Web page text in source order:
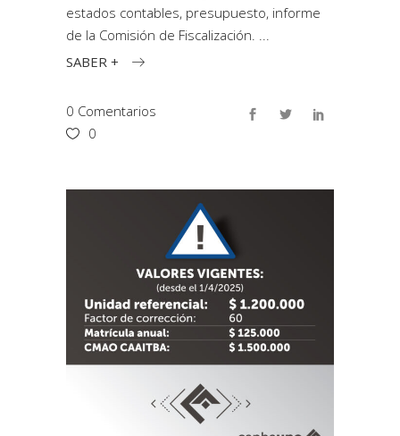
estados contables, presupuesto, informe
de la Comisión de Fiscalización.
SABER +
0 Comentarios
0